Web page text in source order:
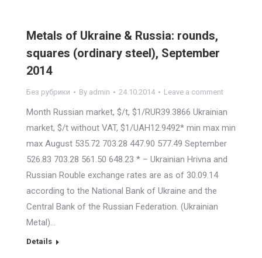
Metals of Ukraine & Russia: rounds,
squares (ordinary steel), September
2014
Без рубрики By admin 24.10.2014 Leave a comment
Month Russian market, $/t, $1/RUR39.3866 Ukrainian
market, $/t without VAT, $1/UAH12.9492* min max min
max August 535.72 703.28 447.90 577.49 September
526.83 703.28 561.50 648.23 * – Ukrainian Hrivna and
Russian Rouble exchange rates are as of 30.09.14
according to the National Bank of Ukraine and the
Central Bank of the Russian Federation. (Ukrainian
Metal)…
Details